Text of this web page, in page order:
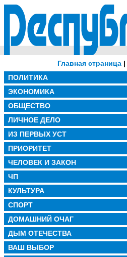
Главная страница|
ПОЛИТИКА
ЭКОНОМИКА
ОБЩЕСТВО
ЛИЧНОЕ ДЕЛО
ИЗ ПЕРВЫХ УСТ
ПРИОРИТЕТ
ЧЕЛОВЕК И ЗАКОН
ЧП
КУЛЬТУРА
СПОРТ
ДОМАШНИЙ ОЧАГ
ДЫМ ОТЕЧЕСТВА
ВАШ ВЫБОР